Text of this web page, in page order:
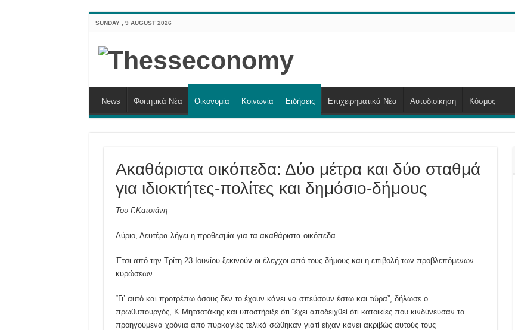
SUNDAY , 9 AUGUST 2026
News Φοιτητικά Νέα Οικονομία Κοινωνία Ειδήσεις Επιχειρηματικά Νέα Αυτοδιοίκηση Κόσμος
Ακαθάριστα οικόπεδα: Δύο μέτρα και δύο σταθμά
για ιδιοκτήτες-πολίτες και δημόσιο-δήμους
Του Γ.Κατσιάνη
Αύριο, Δευτέρα λήγει η προθεσμία για τα ακαθάριστα οικόπεδα.
Έτσι από την Τρίτη 23 Ιουνίου ξεκινούν οι έλεγχοι από τους δήμους και η επιβολή των προβλεπόμενων
κυρώσεων.
“Γι’ αυτό και προτρέπω όσους δεν το έχουν κάνει να σπεύσουν έστω και τώρα”, δήλωσε ο
πρωθυπουργός, Κ.Μητσοτάκης και υποστήριξε ότι “έχει αποδειχθεί ότι κατοικίες που κινδύνευσαν τα
προηγούμενα χρόνια από πυρκαγιές τελικά σώθηκαν γιατί είχαν κάνει ακριβώς αυτούς τους